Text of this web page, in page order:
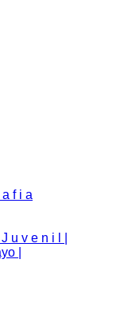
f i a
u v e n i l |
|